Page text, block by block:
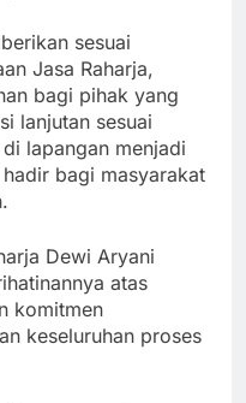
sesuai
Jasa Raharja,
bagi pihak yang
lanjutan sesuai
lapangan menjadi
bagi masyarakat
Dewi Aryani
atas
komitmen
keseluruhan proses